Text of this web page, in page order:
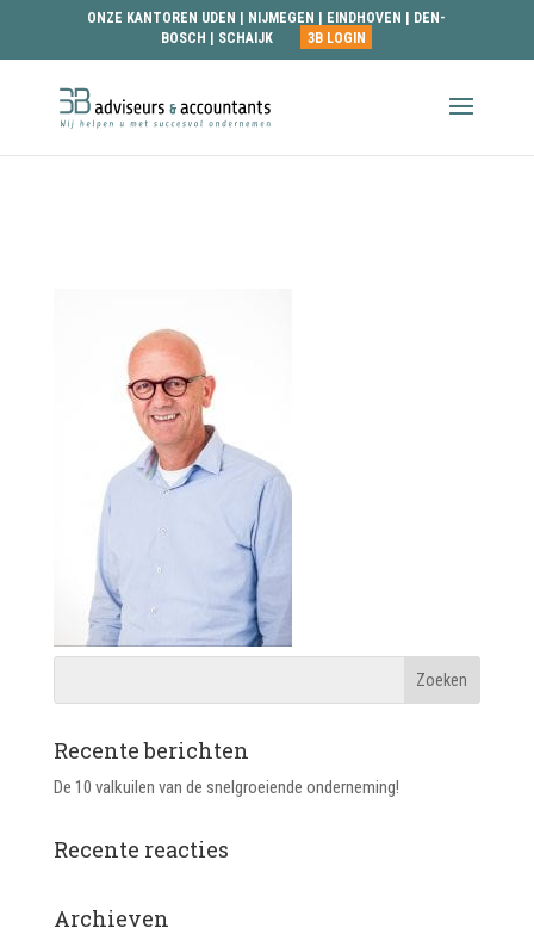
ONZE KANTOREN UDEN NIJMEGEN EINDHOVEN
DEN-
BOSCH
SCHAIJK 3B LOGIN
Recente berichten
De 10 valkuilen van de snelgroeiende onderneming!
Recente reacties
Archieven